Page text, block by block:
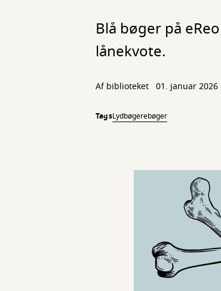
Blå bøger på
lånekvote.
Af biblioteket 01. januar 2026
TagsLydbøgerebøger